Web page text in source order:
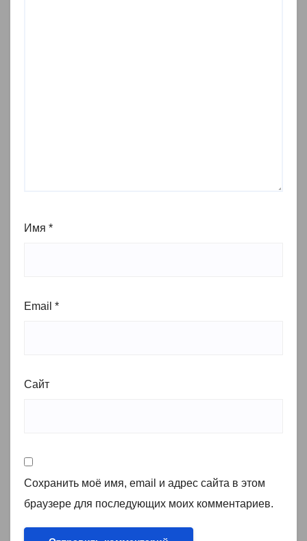
Имя *
Email *
Сайт
Сохранить моё имя, email и адрес сайта в этом
браузере для последующих моих комментариев.